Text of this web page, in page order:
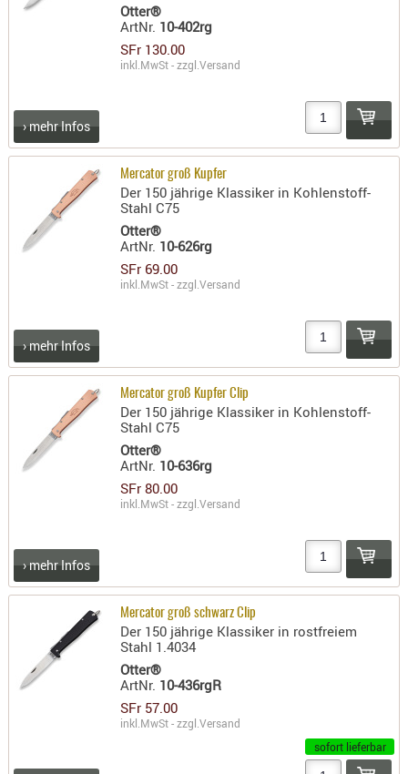
MAGAZINE
RAILS
ZF-
Otter®
ArtNr. 10-402rg
SFr 130.00
inkl.MwSt - zzgl.Versand
› mehr Infos
Mercator groß Kupfer
Der 150 jährige Klassiker in Kohlenstoff-
Stahl C75
Otter®
ArtNr. 10-626rg
SFr 69.00
inkl.MwSt - zzgl.Versand
› mehr Infos
Mercator groß Kupfer Clip
Der 150 jährige Klassiker in Kohlenstoff-
Stahl C75
Otter®
ArtNr. 10-636rg
SFr 80.00
inkl.MwSt - zzgl.Versand
› mehr Infos
Mercator groß schwarz Clip
Der 150 jährige Klassiker in rostfreiem
Stahl 1.4034
Otter®
ArtNr. 10-436rgR
SFr 57.00
inkl.MwSt - zzgl.Versand
sofort lieferbar